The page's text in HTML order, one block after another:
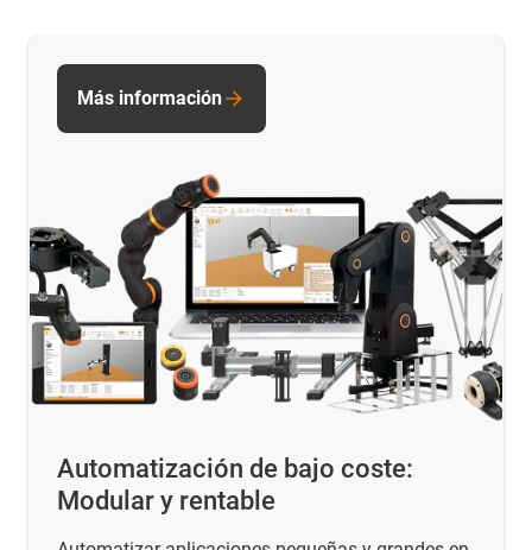
Automatización de bajo coste:
Modular y rentable
Más información